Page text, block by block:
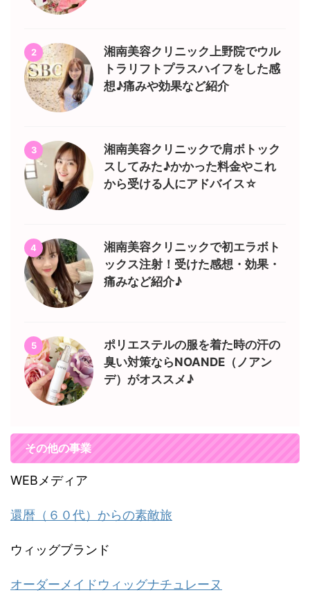
2
湘南美容クリニック上野院でウル
トラリフトプラスハイフをした感
想♪痛みや効果など紹介
3
湘南美容クリニックで肩ボトック
スしてみた♪かかった料金やこれ
から受ける人にアドバイス☆
4
湘南美容クリニックで初エラボト
ックス注射！受けた感想・効果・
痛みなど紹介♪
5
ポリエステルの服を着た時の汗の
臭い対策ならNOANDE（ノアン
デ）がオススメ♪
その他の事業
WEBメディア
還暦（６０代）からの素敵旅
ウィッグブランド
オーダーメイドウィッグナチュレーヌ